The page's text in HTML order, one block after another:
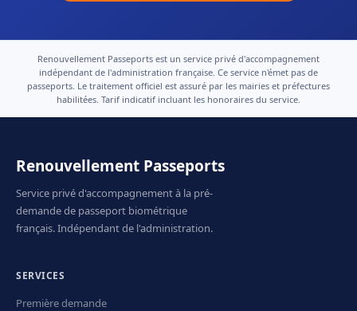
Renouvellement Passeports est un service privé d'accompagnement
indépendant de l'administration française. Ce service n'émet pas de
passeports. Le traitement officiel est assuré par les mairies et préfectures
habilitées. Tarif indicatif incluant les honoraires du service.
Renouvellement Passeports
Service privé d'accompagnement à la pré-
demande de passeport biométrique
français. Indépendant de l'administration.
SERVICES
Première demande